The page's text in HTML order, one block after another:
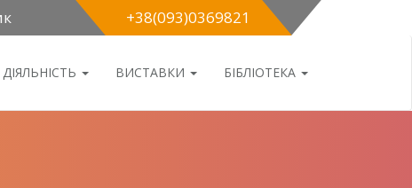
+38(093)0369821
ДІЯЛЬНІСТЬ ВИСТАВКИ БІБЛІОТЕКА